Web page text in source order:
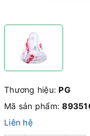
Thương hiệu:PG
Mã sản phẩm:
Liên hệ